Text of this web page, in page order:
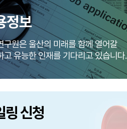
정보
구원은 울산의 미래를 함께 열어갈
고 유능한 인재를 기다리고 있습니다.
링 신청